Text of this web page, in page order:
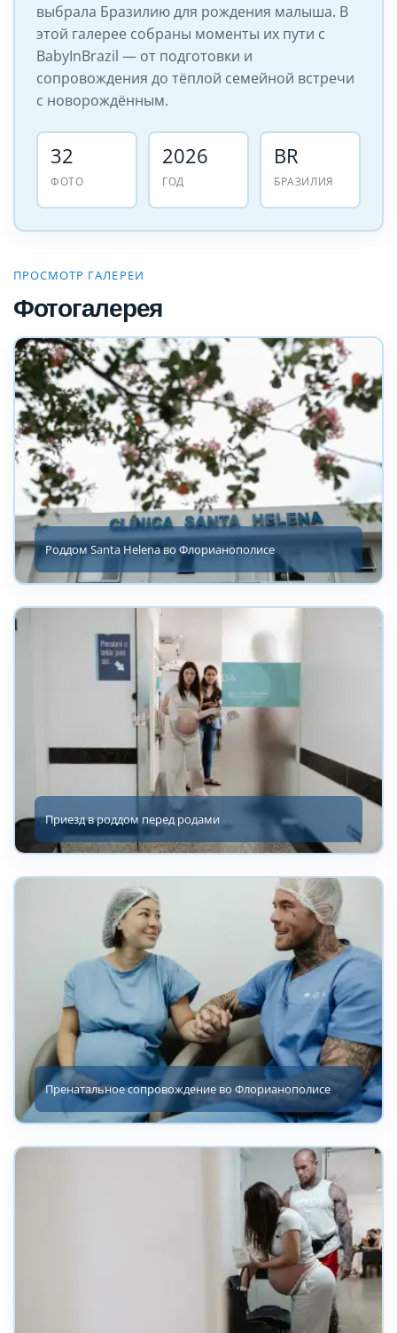
выбрала Бразилию для рождения малыша. В
этой галерее собраны моменты их пути с
BabyInBrazil — от подготовки и
сопровождения до тёплой семейной встречи
с новорождённым.
32
ФОТО
2026
ГОД
BR
БРАЗИЛИЯ
ПРОСМОТР ГАЛЕРЕИ
Фотогалерея
Роддом Santa Helena во Флорианополисе
Приезд в роддом перед родами
Пренатальное сопровождение во Флорианополисе